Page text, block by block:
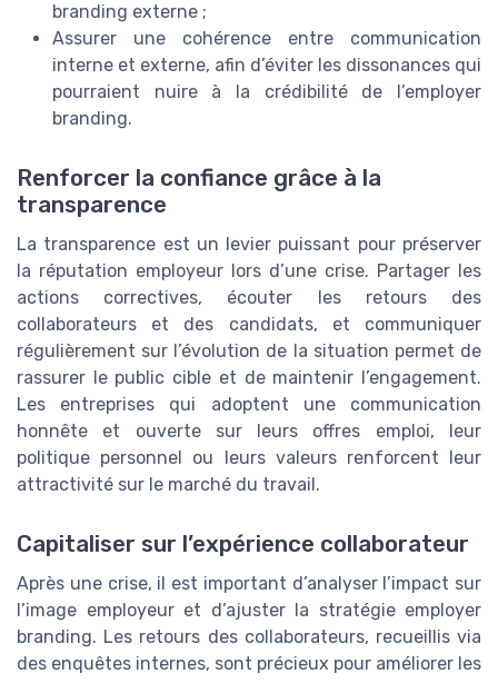
branding externe ;
Assurer une cohérence entre communication
interne et externe, afin d’éviter les dissonances qui
pourraient nuire à la crédibilité de l’employer
branding.
Renforcer la confiance grâce à la
transparence
La transparence est un levier puissant pour préserver
la réputation employeur lors d’une crise. Partager les
actions correctives, écouter les retours des
collaborateurs et des candidats, et communiquer
régulièrement sur l’évolution de la situation permet de
rassurer le public cible et de maintenir l’engagement.
Les entreprises qui adoptent une communication
honnête et ouverte sur leurs offres emploi, leur
politique personnel ou leurs valeurs renforcent leur
attractivité sur le marché du travail.
Capitaliser sur l’expérience collaborateur
Après une crise, il est important d’analyser l’impact sur
l’image employeur et d’ajuster la stratégie employer
branding. Les retours des collaborateurs, recueillis via
des enquêtes internes, sont précieux pour améliorer les